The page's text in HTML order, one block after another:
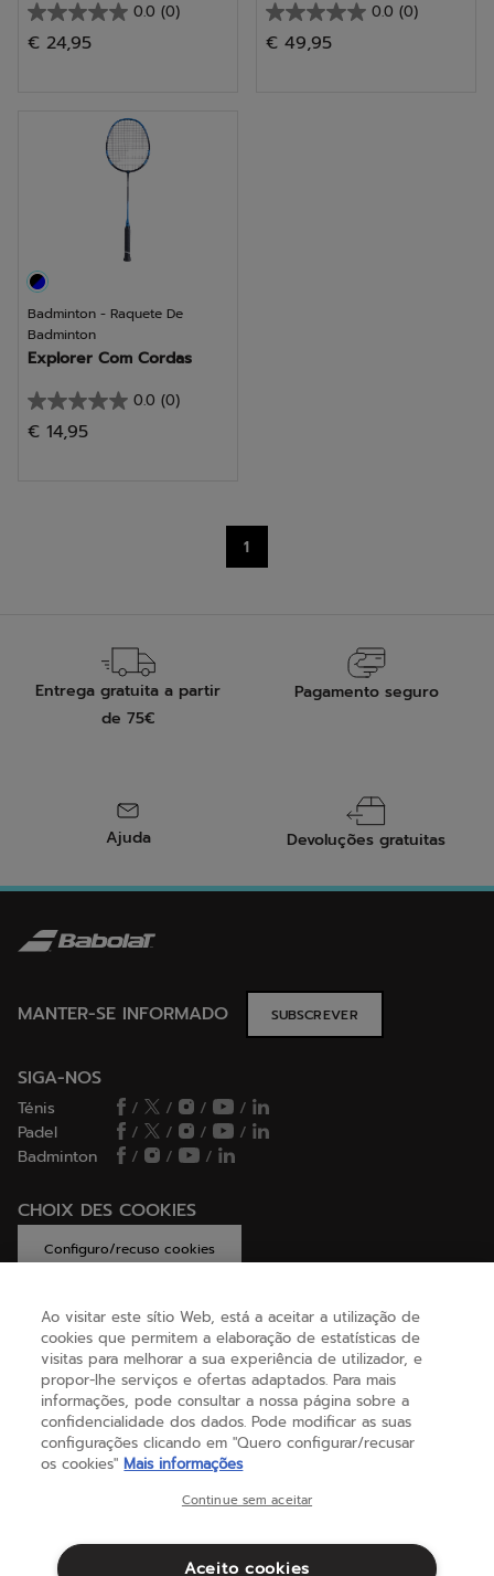
0.0 (0)
0.0
em
€ 24,95
0.0 (0)
0.0
em
€ 49,95
Badminton - Raquete De
Badminton
Explorer Com Cordas
0.0 (0)
0.0
em
€ 14,95
1
Entrega gratuita a partir
de 75€
Pagamento seguro
Ajuda Devoluções gratuitas
MANTER-SE INFORMADO SUBSCREVER
SIGA-NOS
Ténis / / /
/
Padel
/ / /
/
Badminton
/ / /
CHOIX DES COOKIES
Configuro/recuso cookies
AJUDA
SOBRE NÓS
(português)
Ao visitar este sítio Web, está a aceitar a utilização de
cookies que permitem a elaboração de estatísticas de
visitas para melhorar a sua experiência de utilizador, e
propor-lhe serviços e ofertas adaptados. Para mais
informações, pode consultar a nossa página sobre a
confidencialidade dos dados. Pode modificar as suas
configurações clicando em "Quero configurar/recusar
os cookies" Mais informações
Continue sem aceitar
Aceito cookies